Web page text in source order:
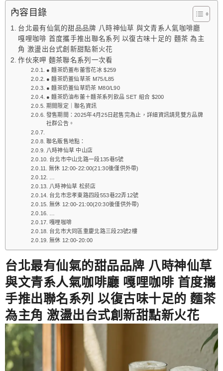
內容目錄
台北最有仙氣的甜品品牌 八時神仙草 與文青系人氣咖啡廳
嘎哩咖啡 首度攜手推出聯名系列 以復古味十足的 麵茶 為主
角 激盪出台式創新甜點新火花
作伙來呷 麵茶聯名系列一次看
● 麵茶奶蓋布蕾雪花冰 $259
● 麵茶奶蓋仙草茶 M75/L85
● 麵茶奶蓋仙草奶茶 M80/L90
● 麵茶奶油布蕾＋麵茶系列飲品 SET 組合 $200
期間限定｜聯名資訊
發售期間：2025年4月25日起售完為止，詳細資訊請見雙方品牌
社群公告。
聯名販售地點：
八時神仙草 中山店
台北市中山北路一段135巷5號
無休 12:00-22:00(21:30後僅供外帶)
八時神仙草 松菸店
台北市忠孝東路四段553巷22弄12號
無休 12:00-21:00(20:30後僅供外帶)
嘎哩咖啡
台北市大同區重慶北路三段23號2樓
無休 12:00-20:00
台北最有仙氣的甜品品牌 八時神仙草
與文青系人氣咖啡廳 嘎哩咖啡 首度攜
手推出聯名系列 以復古味十足的 麵茶
為主角 激盪出台式創新甜點新火花